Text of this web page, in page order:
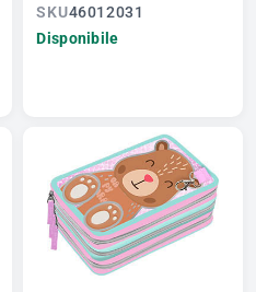
SKU46012031
Disponibile